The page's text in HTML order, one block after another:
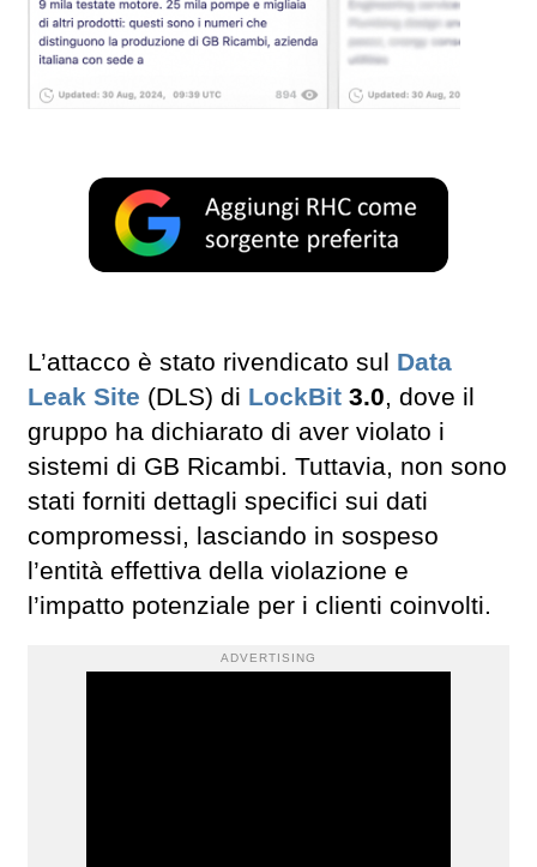
L’attacco è stato rivendicato sul Data
Leak Site (DLS) di LockBit 3.0, dove il
gruppo ha dichiarato di aver violato i
sistemi di GB Ricambi. Tuttavia, non sono
stati forniti dettagli specifici sui dati
compromessi, lasciando in sospeso
l’entità effettiva della violazione e
l’impatto potenziale per i clienti coinvolti.
ADVERTISING